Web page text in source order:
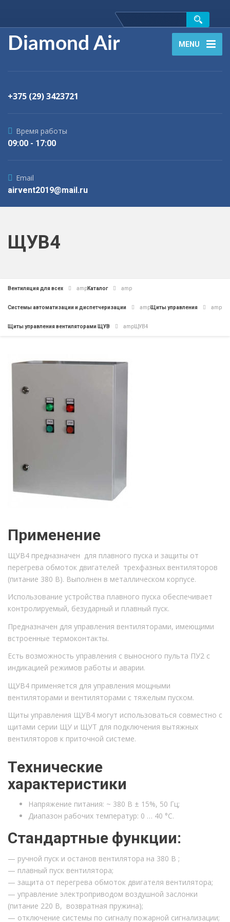
Diamond Air MENU
+375 (29) 3423721
Время работы
09:00 - 17:00
Email
airvent2019@mail.ru
ЩУВ4
Вентиляция для всех ampКаталог amp
Системы автоматизации и диспетчеризации ampЩиты управления amp
Щиты управления вентиляторами ЩУВ amp ЩУВ4
Применение
ЩУВ4 предназначен для плавного пуска и защиты от
перегрева обмоток двигателей трехфазных вентиляторов
(питание 380 В). Выполнен в металлическом корпусе.
Использование устройства плавного пуска обеспечивает
контролируемый, безударный и плавный пуск.
Предназначен для управления вентиляторами, имеющими
встроенные термоконтакты.
Есть возможность управления с выносного пульта ПУ2 с
индикацией режимов работы и аварии.
ЩУВ4 применяется для управления мощными
вентиляторами и вентиляторами с тяжелым пуском.
Щиты управления ЩУВ4 могут использоваться совместно с
щитами серии ЩУ и ЩУТ для подключения вытяжных
вентиляторов к приточной системе.
Технические
характеристики
Напряжение питания: ~ 380 В ± 15%, 50 Гц;
Диапазон рабочих температур: 0 … 40 °С.
Стандартные функции:
— ручной пуск и останов вентилятора на 380 В ;
— плавный пуск вентилятора;
— защита от перегрева обмоток двигателя вентилятора;
— управление электроприводом воздушной заслонки
(питание 220 В, возвратная пружина);
— отключение системы по сигналу пожарной сигнализации;